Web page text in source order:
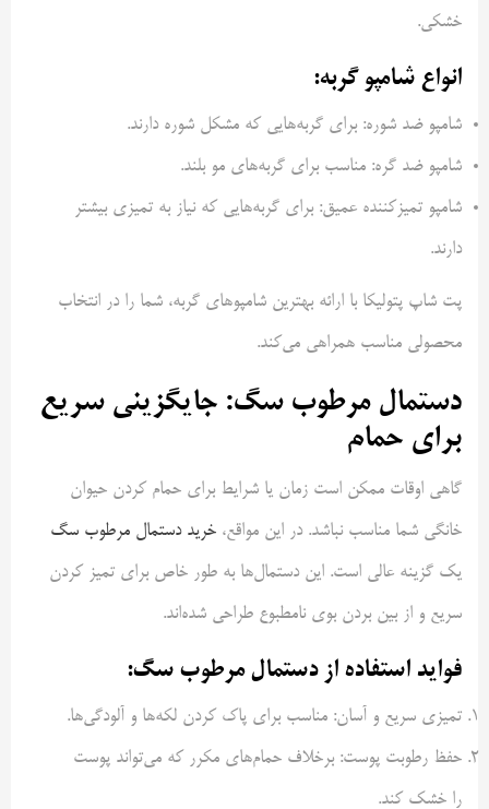
خشکی.
انواع شامپو گربه:
شامپو ضد شوره: برای گربه‌هایی که مشکل شوره دارند.
شامپو ضد گره: مناسب برای گربه‌های مو بلند.
شامپو تمیزکننده عمیق: برای گربه‌هایی که نیاز به تمیزی بیشتر
دارند.
پت شاپ پتولیکا با ارائه بهترین شامپوهای گربه، شما را در انتخاب
محصولی مناسب همراهی می‌کند.
دستمال مرطوب سگ: جایگزینی سریع
برای حمام
گاهی اوقات ممکن است زمان یا شرایط برای حمام کردن حیوان
خانگی شما مناسب نباشد. در این مواقع، خرید دستمال مرطوب سگ
یک گزینه عالی است. این دستمال‌ها به طور خاص برای تمیز کردن
سریع و از بین بردن بوی نامطبوع طراحی شده‌اند.
فواید استفاده از دستمال مرطوب سگ:
تمیزی سریع و آسان: مناسب برای پاک کردن لکه‌ها و آلودگی‌ها.
حفظ رطوبت پوست: برخلاف حمام‌های مکرر که می‌تواند پوست
را خشک کند.